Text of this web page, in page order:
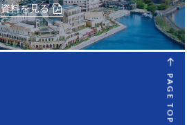
資料を見る
PAGE TOP